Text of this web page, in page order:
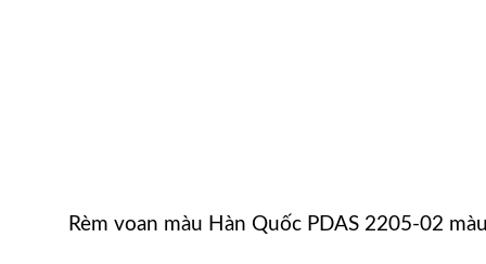
Rèm voan màu Hàn Quốc PDAS 2205-02